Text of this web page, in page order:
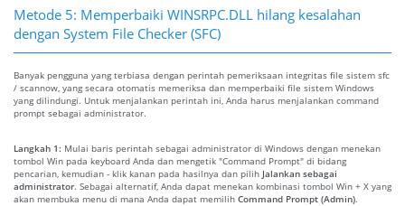
Metode 5: Memperbaiki WINSRPC.DLL hilang kesalahan
dengan System File Checker (SFC)
Banyak pengguna yang terbiasa dengan perintah pemeriksaan integritas file sistem sfc
/ scannow, yang secara otomatis memeriksa dan memperbaiki file sistem Windows
yang dilindungi. Untuk menjalankan perintah ini, Anda harus menjalankan command
prompt sebagai administrator.
Langkah 1: Mulai baris perintah sebagai administrator di Windows dengan menekan
tombol Win pada keyboard Anda dan mengetik "Command Prompt" di bidang
pencarian, kemudian - klik kanan pada hasilnya dan pilih Jalankan sebagai
administrator. Sebagai alternatif, Anda dapat menekan kombinasi tombol Win + X yang
akan membuka menu di mana Anda dapat memilih Command Prompt (Admin).